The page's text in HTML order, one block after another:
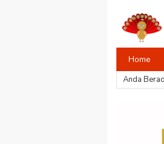
Home
Anda